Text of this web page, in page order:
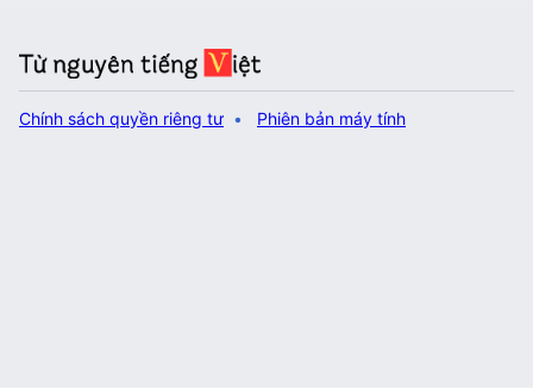
Chính sách quyền riêng tư Phiên bản máy tính